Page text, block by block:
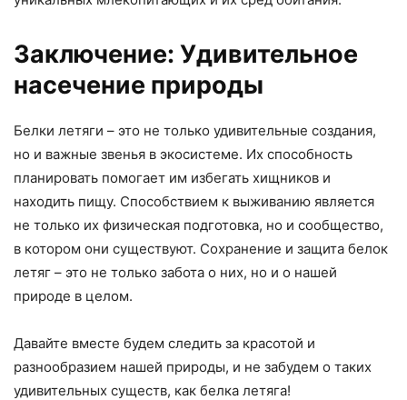
Заключение: Удивительное
насечение природы
Белки летяги – это не только удивительные создания,
но и важные звенья в экосистеме. Их способность
планировать помогает им избегать хищников и
находить пищу. Способствием к выживанию является
не только их физическая подготовка, но и сообщество,
в котором они существуют. Сохранение и защита белок
летяг – это не только забота о них, но и о нашей
природе в целом.
Давайте вместе будем следить за красотой и
разнообразием нашей природы, и не забудем о таких
удивительных существ, как белка летяга!